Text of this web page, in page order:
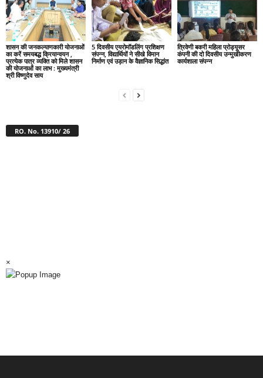
शासन की जनकल्याणकारी योजनाओं
का करें समयबद्ध क्रियान्वयन ,
प्रत्येक पात्र व्यक्ति को मिले शासन
की योजनाओं का लाभ : मुख्यमंत्री
श्री विष्णुदेव साय
5 दिवसीय एयरोमॉडलिंग प्रशिक्षण
संपन्न, विद्यार्थियों ने सीखे विमान
निर्माण एवं उड़ान के वैज्ञानिक सिद्धांत
त्रिवेणी बकरी महिला प्रोड्यूसर
कंपनी की दो दिवसीय उन्मुखीकरण
कार्यशाला संपन्न
RO. No. 13910/ 26
×